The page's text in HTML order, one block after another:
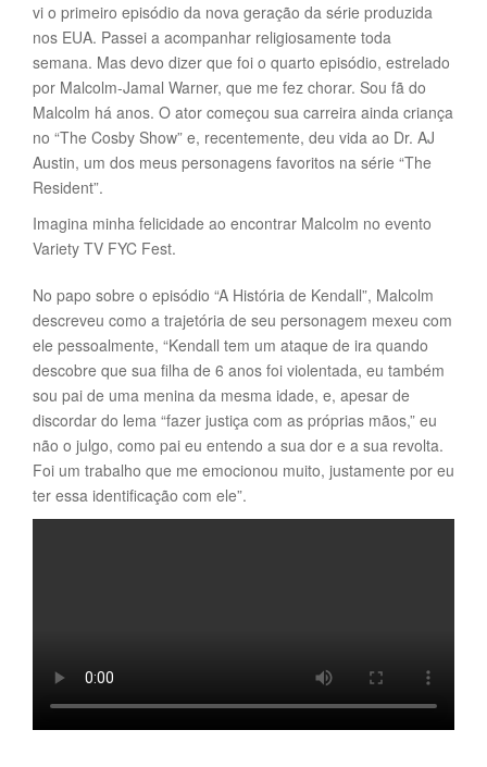
vi o primeiro episódio da nova geração da série produzida
nos EUA. Passei a acompanhar religiosamente toda
semana. Mas devo dizer que foi o quarto episódio, estrelado
por Malcolm-Jamal Warner, que me fez chorar. Sou fã do
Malcolm há anos. O ator começou sua carreira ainda criança
no “The Cosby Show” e, recentemente, deu vida ao Dr. AJ
Austin, um dos meus personagens favoritos na série “The
Resident”.
Imagina minha felicidade ao encontrar Malcolm no evento
Variety TV FYC Fest.
No papo sobre o episódio “A História de Kendall”, Malcolm
descreveu como a trajetória de seu personagem mexeu com
ele pessoalmente, “Kendall tem um ataque de ira quando
descobre que sua filha de 6 anos foi violentada, eu também
sou pai de uma menina da mesma idade, e, apesar de
discordar do lema “fazer justiça com as próprias mãos,” eu
não o julgo, como pai eu entendo a sua dor e a sua revolta.
Foi um trabalho que me emocionou muito, justamente por eu
ter essa identificação com ele”.